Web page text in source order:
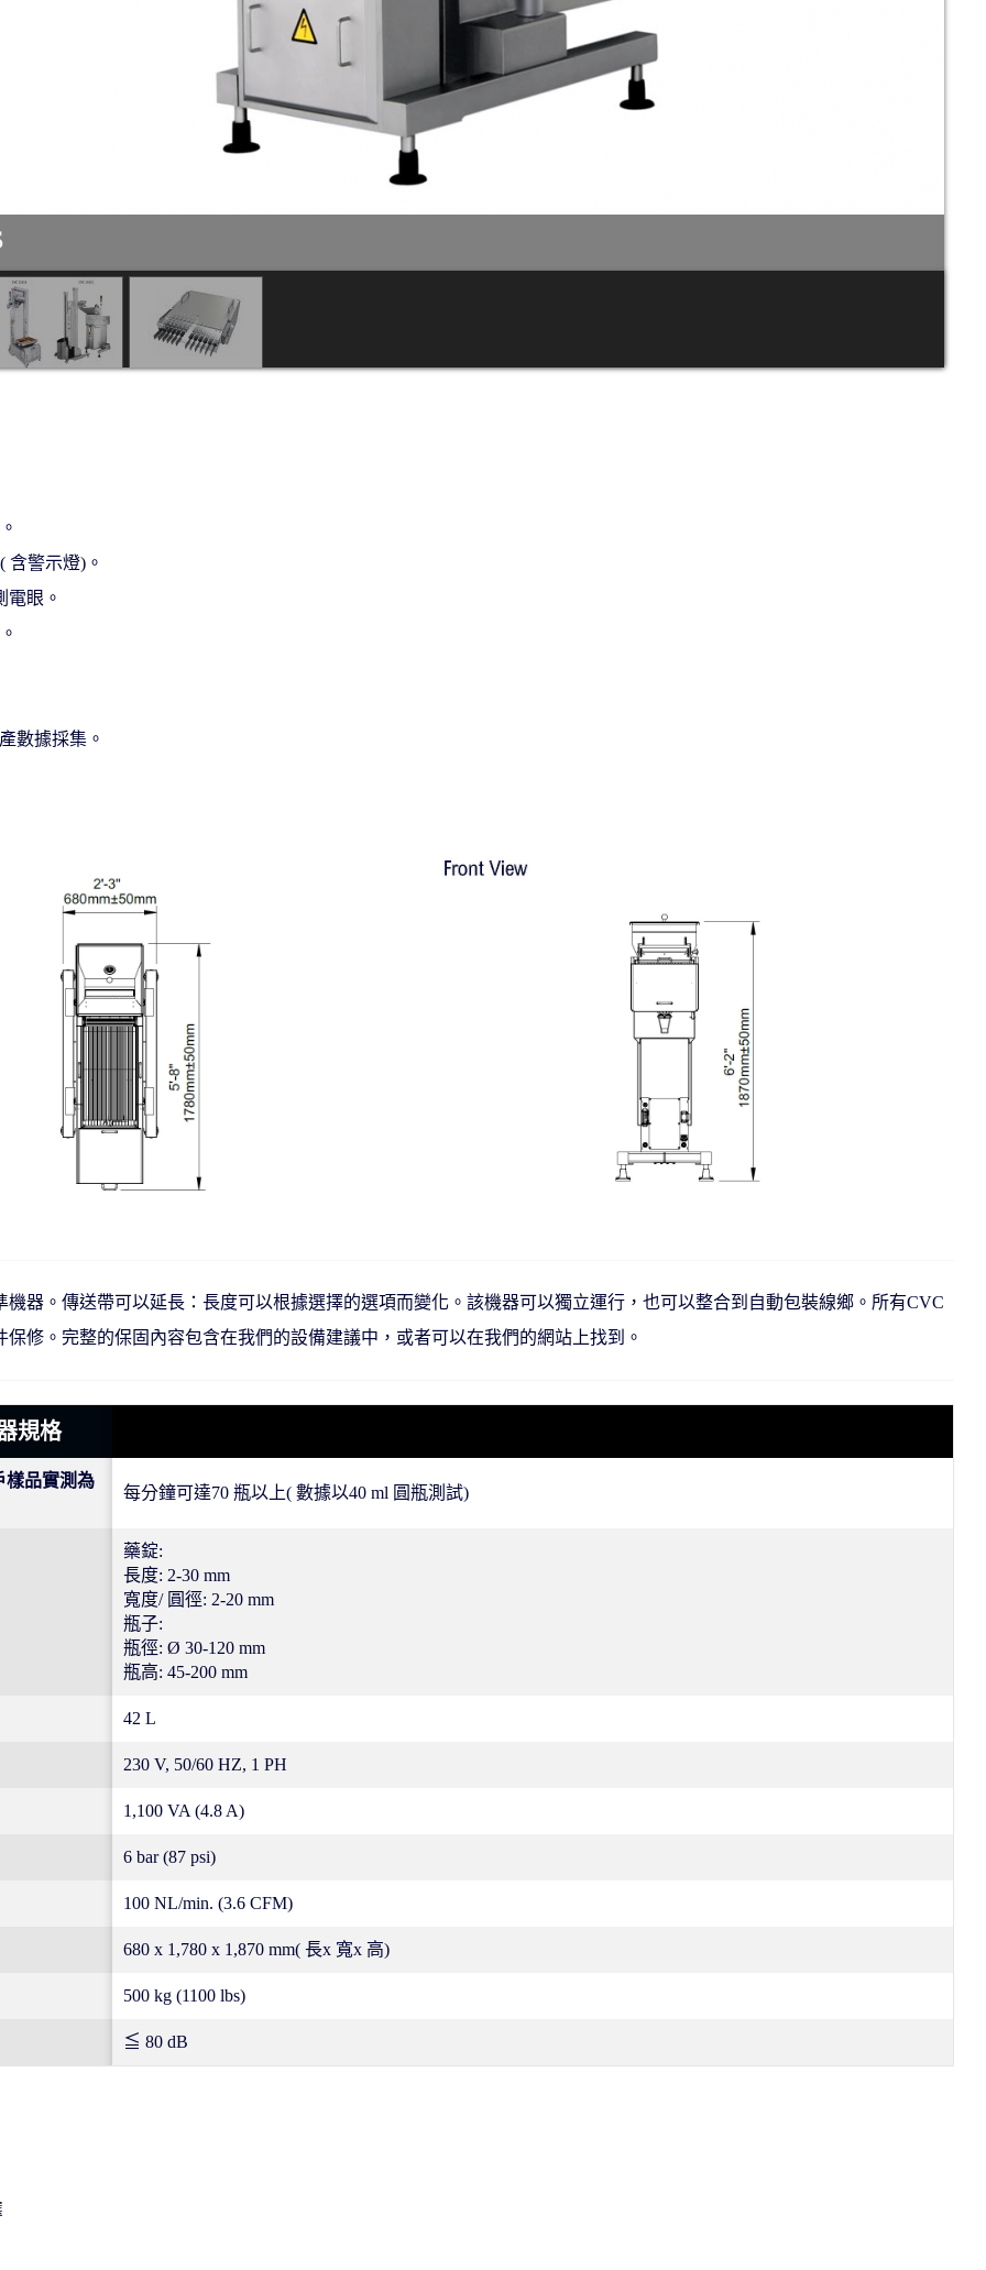
劑補料機
含警⽰燈)。
電眼。
數據採集。
機器。傳送帶可以延長：長度可以根據選擇的選項而變化。該機器可以獨立運行，也可以整合到自動包裝線鄉。所有CVC
保修。完整的保固內容包含在我們的設備建議中，或者可以在我們的網站上找到。
規格
樣品實測為
每分鐘可達70 瓶以上( 數據以40 ml 圓瓶測試)
藥錠:
⻑度: 2-30 mm
寬度/ 圓徑: 2-20 mm
瓶⼦:
瓶徑: Ø 30-120 mm
瓶⾼: 45-200 mm
42 L
230 V, 50/60 HZ, 1 PH
1,100 VA (4.8 A)
6 bar (87 psi)
100 NL/min. (3.6 CFM)
680 x 1,780 x 1,870 mm( ⻑x 寬x ⾼)
500 kg (1100 lbs)
≦ 80 dB